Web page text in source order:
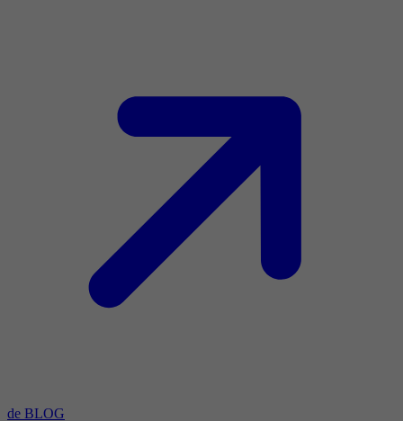
de BLOG